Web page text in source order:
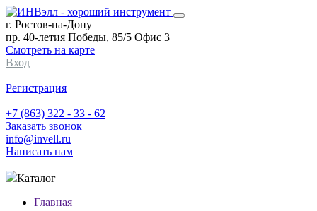
г. Ростов-на-Дону
пр. 40-летия Победы, 85/5 Офис 3
Смотреть на карте
Вход
Регистрация
+7 (863) 322 - 33 - 62
Заказать звонок
info@invell.ru
Написать нам
Каталог
Главная